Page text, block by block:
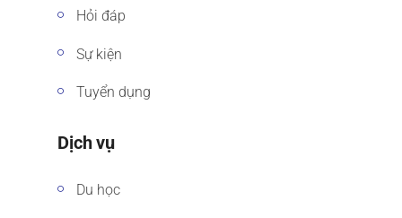
Hỏi đáp
Sự kiện
Tuyển dụng
Dịch vụ
Du học